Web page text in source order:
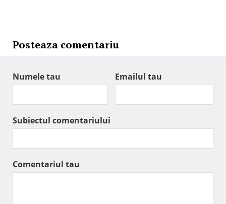
Posteaza comentariu
Numele tau Emailul tau
Subiectul comentariului
Comentariul tau